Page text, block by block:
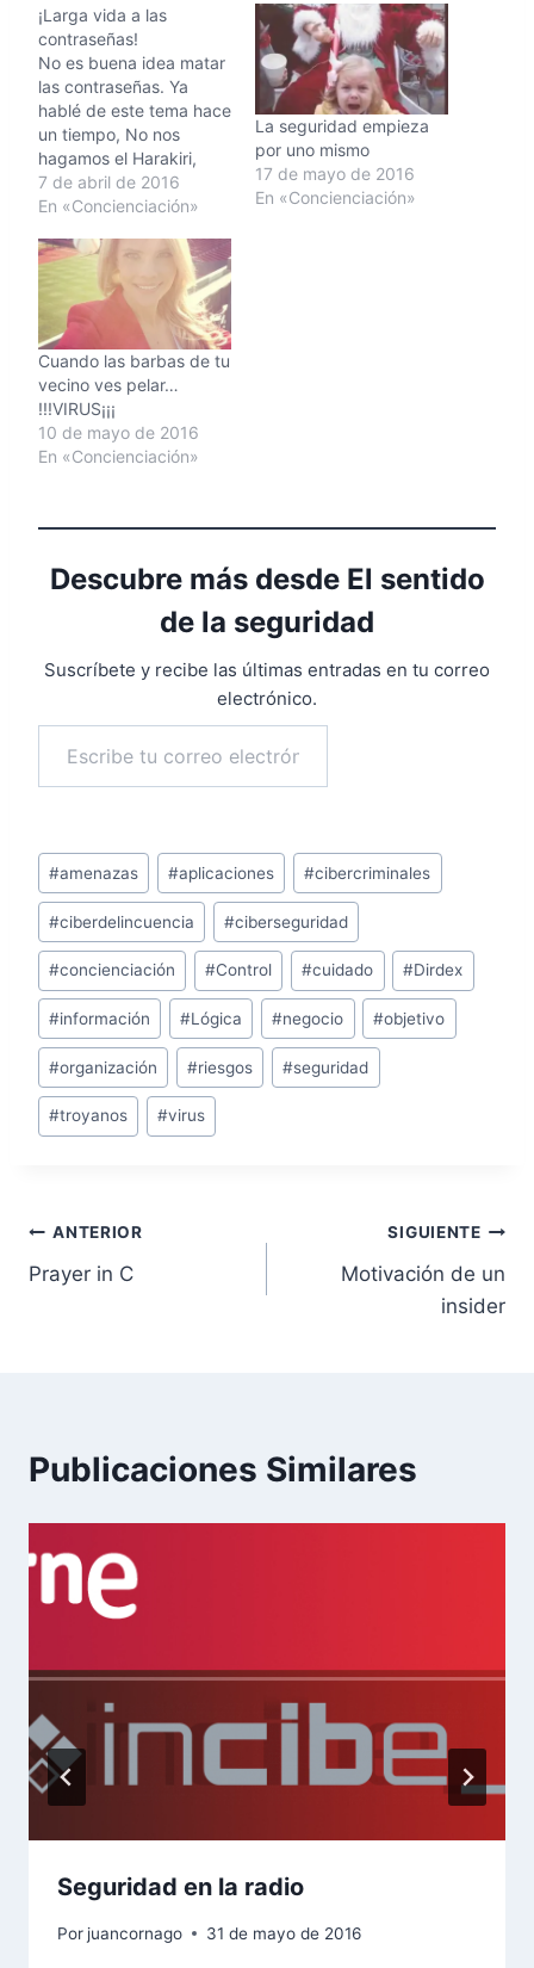
¡Larga vida a las
contraseñas!
No es buena idea matar
las contraseñas. Ya
hablé de este tema hace
un tiempo, No nos
hagamos el Harakiri,
pero relaamente las
consecuencias de
acciones podrían
llevarnos a errores
permanentes. Siempre
hemos dicho que la
seguridad se construye
en base a capas,
porque sólo hay una…
7 de abril de 2016
En «Concienciación»
La seguridad empieza
por uno mismo
17 de mayo de 2016
En «Concienciación»
Cuando las barbas de tu
vecino ves pelar…
!!!VIRUS¡¡¡
10 de mayo de 2016
En «Concienciación»
Descubre más desde El sentido
de la seguridad
Suscríbete y recibe las últimas entradas en tu correo
electrónico.
Escribe tu correo electrónico…
Etiquetas
de
la
entrada:
#amenazas #aplicaciones #cibercriminales
#ciberdelincuencia #ciberseguridad
#concienciación #Control #cuidado #Dirdex
#información #Lógica #negocio #objetivo
#organización #riesgos #seguridad
#troyanos #virus
Navegación
de
ANTERIOR
Prayer in C
SIGUIENTE
Motivación de un
insider
Publicaciones Similares
Seguridad en la radio
Por juancornago 31 de mayo de 2016